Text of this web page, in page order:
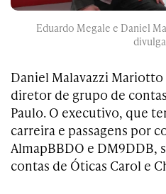
Eduardo Megale e Daniel
Daniel Malavazzi
diretor de grupo de
Paulo. O executivo, que
carreira e passagens por
AlmapBBDO e DM9DDB,
contas de Óticas Carol e